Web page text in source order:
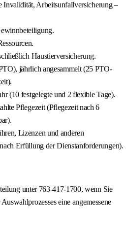
Invalidität, Arbeitsunfallversicherung –
Haustierversicherung.
jährlich angesammelt (25 PTO-
(10 festgelegte und 2 flexible Tage).
Pflegezeit (Pflegezeit nach 6
Lizenzen und anderen
Erfüllung der Dienstanforderungen).
unter 763-417-1700, wenn Sie
eine angemessene